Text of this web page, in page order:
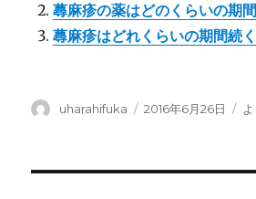
蕁麻疹の薬はどのくらいの期
蕁麻疹はどれくらいの期間続
投
uharahifuka
投
2016年6月26日
カ